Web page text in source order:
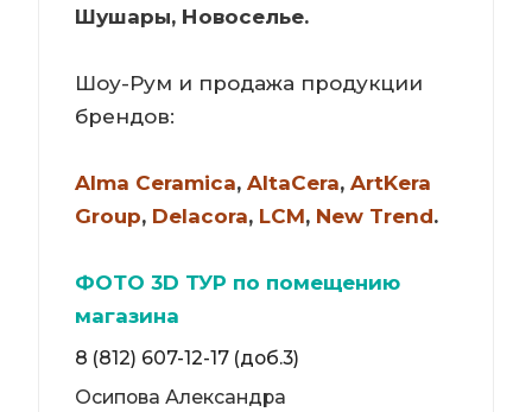
Шушары, Новоселье.
Шоу-Рум и продажа продукции
брендов:
Alma Ceramica, AltaCera, ArtKera
Group, Delacora, LCM, New Trend.
ФОТО 3D ТУР по помещению
магазина
8 (812) 607-12-17 (доб.3)
Осипова Александра